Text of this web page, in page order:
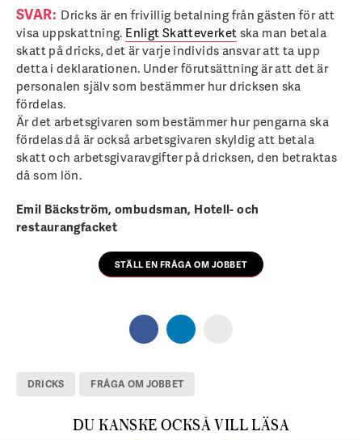
SVAR: Dricks är en fri­villig betalning från gästen för att
visa uppskattning. Enligt Skatteverketska man betala
skatt på dricks, det är varje individs ansvar att ta upp
detta i deklarationen. Under förutsättning är att det är
personalen själv som bestämmer hur dricksen ska
fördelas.
Är det arbetsgivaren som bestämmer hur pengarna ska
fördelas då är också arbetsgivaren skyldig att betala
skatt och arbets­givaravgifter på dricksen, den betraktas
då som lön.
Emil Bäckström, ombudsman, Hotell- och
restaurangfacket
STÄLL EN FRÅGA OM JOBBET
DRICKS FRÅGA OM JOBBET
DU KANSKE OCKSÅ VILL LÄSA